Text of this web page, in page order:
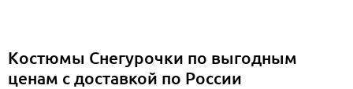
Костюмы Снегурочки по выгодным
ценам с доставкой по России